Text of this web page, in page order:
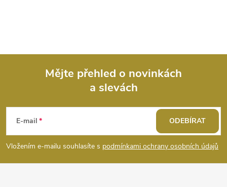
p
a
Mějte přehled o novinkách
a slevách
E-mail
Vložením e-mailu souhlasíte s podmínkami ochrany osobních údajů
ODEBÍRAT